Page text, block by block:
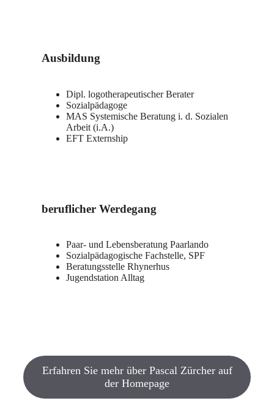
Ausbildung
Dipl. logotherapeutischer Berater
Sozialpädagoge
MAS Systemische Beratung i. d. Sozialen
Arbeit (i.A.)
EFT Externship
beruflicher Werdegang
Paar- und Lebensberatung Paarlando
Sozialpädagogische Fachstelle, SPF
Beratungsstelle Rhynerhus
Jugendstation Alltag
Erfahren Sie mehr über Pascal Zürcher auf
der Homepage